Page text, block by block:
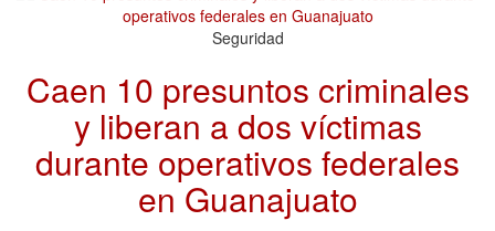
Seguridad
Caen 10 presuntos criminales
y liberan a dos víctimas
durante operativos federales
en Guanajuato